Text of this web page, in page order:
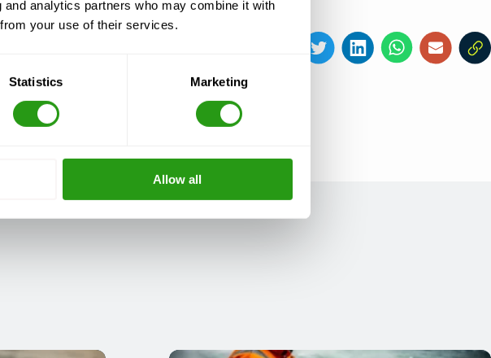
analytics partners who may combine it with
your use of their services.
Statistics Marketing
Allow all